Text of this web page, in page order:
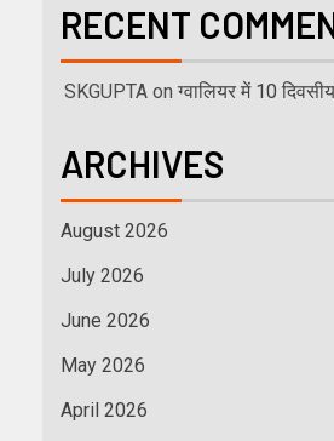
RECENT
SKGUPTA on ग्वालियर में 10
ARCHIVES
August 2026
July 2026
June 2026
May 2026
April 2026